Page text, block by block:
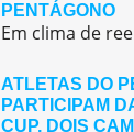
PENTÁGONO
ATLETAS DO
PARTICIPAM
CUP, DOIS